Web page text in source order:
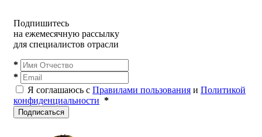
Подпишитесь
на ежемесячную рассылку
для специалистов отрасли
*
*
Я соглашаюсь с Правилами пользования и Политикой
конфиденциальности *
Подписаться